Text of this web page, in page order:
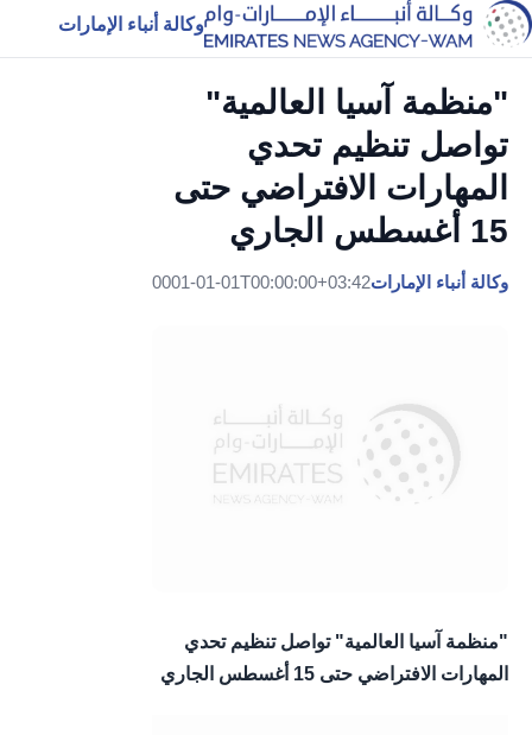
وكالة أنباء الإمارات
"منظمة آسيا العالمية"
تواصل تنظيم تحدي
المهارات الافتراضي حتى
15 أغسطس الجاري
وكالة أنباء الإمارات0001-01-01T00:00:00+03:42
"منظمة آسيا العالمية" تواصل تنظيم تحدي
المهارات الافتراضي حتى 15 أغسطس الجاري